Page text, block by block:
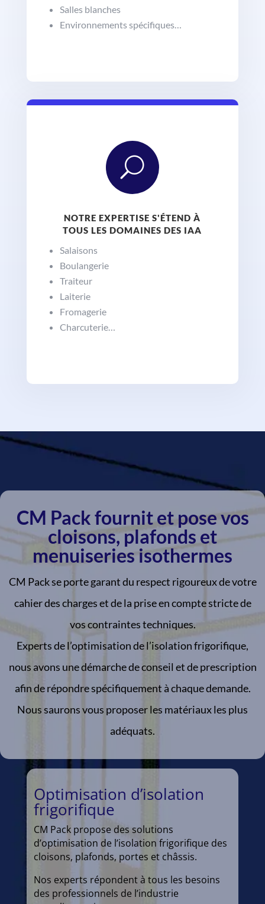
Salles blanches
Environnements spécifiques…
U
NOTRE EXPERTISE S'ÉTEND À
TOUS LES DOMAINES DES IAA
Salaisons
Boulangerie
Traiteur
Laiterie
Fromagerie
Charcuterie…
CM Pack fournit et pose vos
cloisons, plafonds et
menuiseries isothermes
CM Pack se porte garant du respect rigoureux de votre
cahier des charges et de la prise en compte stricte de
vos contraintes techniques.
Experts de l’optimisation de l’isolation frigorifique,
nous avons une démarche de conseil et de prescription
afin de répondre spécifiquement à chaque demande.
Nous saurons vous proposer les matériaux les plus
adéquats.
Optimisation d’isolation
frigorifique
CM Pack propose des solutions
d’optimisation de l’isolation frigorifique des
cloisons, plafonds, portes et châssis.
Nos experts répondent à tous les besoins
des professionnels de l’industrie